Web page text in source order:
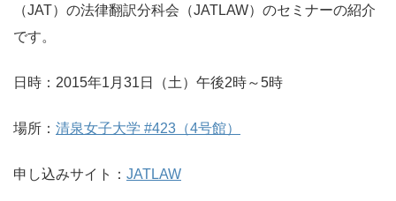
（JAT）の法律翻訳分科会（JATLAW）のセミナーの紹介
です。
日時：2015年1月31日（土）午後2時～5時
場所： 清泉女子大学 #423（4号館）
申し込みサイト： JATLAW